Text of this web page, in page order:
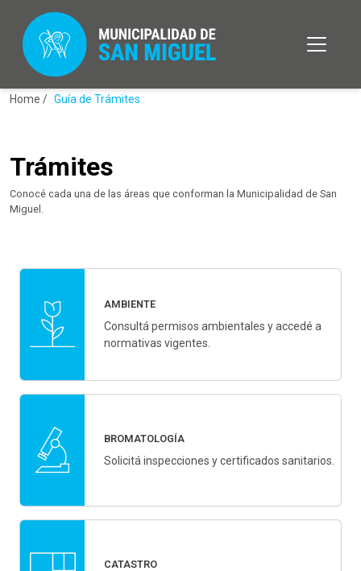
Home / Guía de Trámites
Trámites
Conocé cada una de las áreas que conforman la Municipalidad de San
Miguel.
AMBIENTE
Consultá permisos ambientales y accedé a
normativas vigentes.
BROMATOLOGÍA
Solicitá inspecciones y certificados sanitarios.
CATASTRO